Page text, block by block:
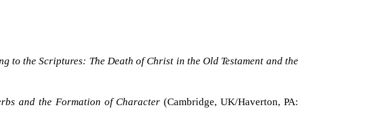
to the Scriptures: The Death of Christ in the Old Testament and the
and the Formation of Character (Cambridge, UK/Haverton, PA: